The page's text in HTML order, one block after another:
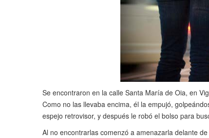
Se encontraron en la calle Santa María de Oia, en
Como no las llevaba encima, él la empujó,
espejo retrovisor, y después le robó el bolso para
Al no encontrarlas comenzó a amenazarla delante